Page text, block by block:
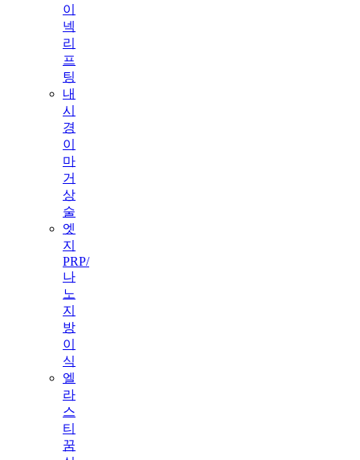
이
넥
리
프
팅
내
시
경
이
마
거
상
술
엣
지
PRP/
나
노
지
방
이
식
엘
라
스
티
꿈